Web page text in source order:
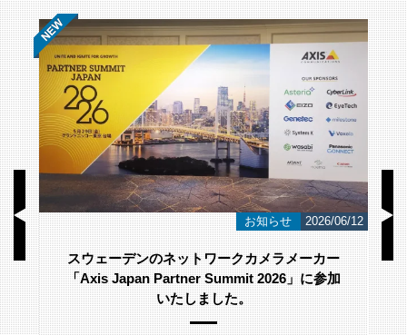
23 お知らせ 2026/06/12
スウェーデンのネットワークカメラメーカー
「Axis Japan Partner Summit 2026」に参加
いたしました。